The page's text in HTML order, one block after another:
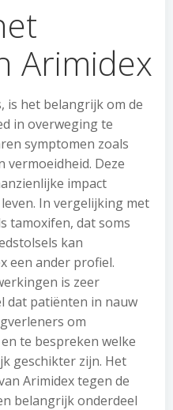
Arimidex
is het belangrijk om de
in overweging te
symptomen zoals
vermoeidheid. Deze
impact
In vergelijking met
tamoxifen, dat soms
kan
een ander profiel.
is zeer
dat patiënten in nauw
om
te bespreken welke
geschikter zijn. Het
Arimidex tegen de
belangrijk onderdeel